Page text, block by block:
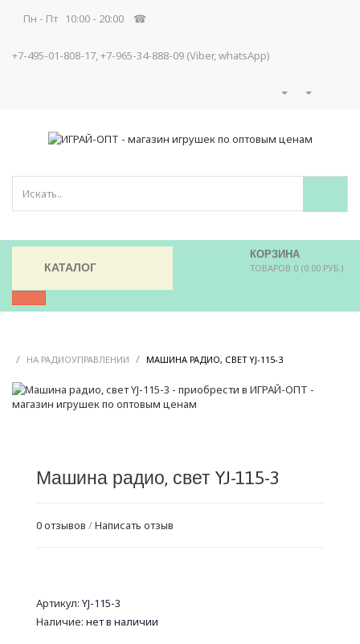
Пн - Пт 10:00 - 20:00 ☎
+7-495-01-808-17, +7-965-34-888-09 (Viber, whatsApp)
КОРЗИНА
ТОВАРОВ 0 (0.00 РУБ.)
КАТАЛОГ
/ НА РАДИОУПРАВЛЕНИИ / МАШИНА РАДИО, СВЕТ YJ-115-3
Машина радио, свет YJ-115-3
0 отзывов /Написать отзыв
Артикул: YJ-115-3
Наличие: нет в наличии